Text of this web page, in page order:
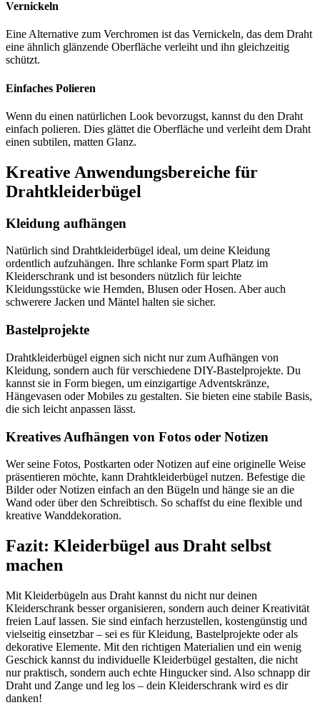
Vernickeln
Eine Alternative zum Verchromen ist das Vernickeln, das dem Draht
eine ähnlich glänzende Oberfläche verleiht und ihn gleichzeitig
schützt.
Einfaches Polieren
Wenn du einen natürlichen Look bevorzugst, kannst du den Draht
einfach polieren. Dies glättet die Oberfläche und verleiht dem Draht
einen subtilen, matten Glanz.
Kreative Anwendungsbereiche für
Drahtkleiderbügel
Kleidung aufhängen
Natürlich sind Drahtkleiderbügel ideal, um deine Kleidung
ordentlich aufzuhängen. Ihre schlanke Form spart Platz im
Kleiderschrank und ist besonders nützlich für leichte
Kleidungsstücke wie Hemden, Blusen oder Hosen. Aber auch
schwerere Jacken und Mäntel halten sie sicher.
Bastelprojekte
Drahtkleiderbügel eignen sich nicht nur zum Aufhängen von
Kleidung, sondern auch für verschiedene DIY-Bastelprojekte. Du
kannst sie in Form biegen, um einzigartige Adventskränze,
Hängevasen oder Mobiles zu gestalten. Sie bieten eine stabile Basis,
die sich leicht anpassen lässt.
Kreatives Aufhängen von Fotos oder Notizen
Wer seine Fotos, Postkarten oder Notizen auf eine originelle Weise
präsentieren möchte, kann Drahtkleiderbügel nutzen. Befestige die
Bilder oder Notizen einfach an den Bügeln und hänge sie an die
Wand oder über den Schreibtisch. So schaffst du eine flexible und
kreative Wanddekoration.
Fazit: Kleiderbügel aus Draht selbst
machen
Mit Kleiderbügeln aus Draht kannst du nicht nur deinen
Kleiderschrank besser organisieren, sondern auch deiner Kreativität
freien Lauf lassen. Sie sind einfach herzustellen, kostengünstig und
vielseitig einsetzbar – sei es für Kleidung, Bastelprojekte oder als
dekorative Elemente. Mit den richtigen Materialien und ein wenig
Geschick kannst du individuelle Kleiderbügel gestalten, die nicht
nur praktisch, sondern auch echte Hingucker sind. Also schnapp dir
Draht und Zange und leg los – dein Kleiderschrank wird es dir
danken!